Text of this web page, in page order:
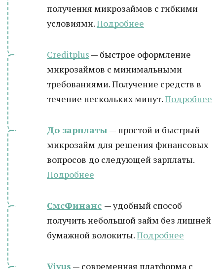
получения микрозаймов с гибкими
условиями.Подробнее
Creditplus — быстрое оформление
микрозаймов с минимальными
требованиями. Получение средств в
течение нескольких минут.Подробнее
До зарплаты — простой и быстрый
микрозайм для решения финансовых
вопросов до следующей зарплаты.
Подробнее
СмсФинанс — удобный способ
получить небольшой займ без лишней
бумажной волокиты.Подробнее
Vivus — современная платформа с